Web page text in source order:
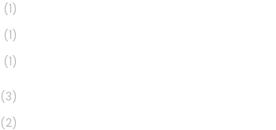
(1)
(1)
(1)
(3)
(2)